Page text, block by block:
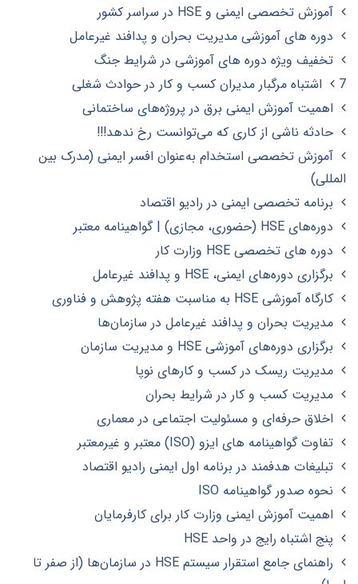
آموزش تخصصی ایمنی و HSE در سراسر کشور
دوره های آموزشی مدیریت بحران و پدافند غیرعامل
تخفیف ویژه دوره های آموزشی در شرایط جنگ
7 اشتباه مرگبار مدیران کسب و کار در حوادث شغلی
اهمیت آموزش ایمنی برق در پروژه‌های ساختمانی
حادثه‌ ناشی از کاری که می‌توانست رخ ندهد!!!
آموزش تخصصی استخدام به‌عنوان افسر ایمنی (مدرک بین
المللی)
برنامه تخصصی ایمنی در رادیو اقتصاد
دوره‌های HSE (حضوری، مجازی) | گواهینامه معتبر
دوره های تخصصی HSE وزارت کار
برگزاری دوره‌های ایمنی، HSE و پدافند غیرعامل
کارگاه آموزشی HSE به مناسبت هفته پژوهش و فناوری
مدیریت بحران و پدافند غیرعامل در سازمان‌ها
برگزاری دوره‌های آموزشی HSE و مدیریت سازمان
مدیریت ریسک در کسب‌ و کارهای نوپا
مدیریت کسب و کار در شرایط بحران
اخلاق حرفه‌ای و مسئولیت اجتماعی در معماری
تفاوت گواهینامه های ایزو (ISO) معتبر و غیرمعتبر
تبلیغات هدفمند در برنامه اول ایمنی رادیو اقتصاد
نحوه صدور گواهینامه ISO
اهمیت آموزش ایمنی وزارت کار برای کارفرمایان
پنج اشتباه رایج در واحد HSE
راهنمای جامع استقرار سیستم HSE در سازمان‌ها (از صفر تا